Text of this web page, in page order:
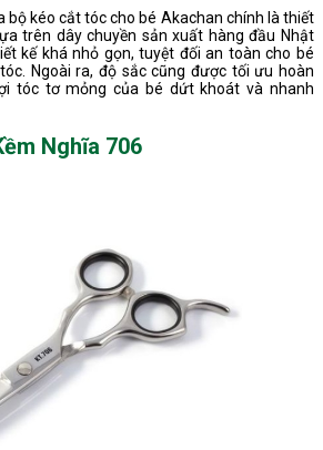
bộ kéo cắt tóc cho bé Akachan chính là thiết
trên dây chuyền sản xuất hàng đầu Nhật
kế khá nhỏ gọn, tuyệt đối an toàn cho bé
Ngoài ra, độ sắc cũng được tối ưu hoàn
tóc tơ mỏng của bé dứt khoát và nhanh
Nghĩa 706